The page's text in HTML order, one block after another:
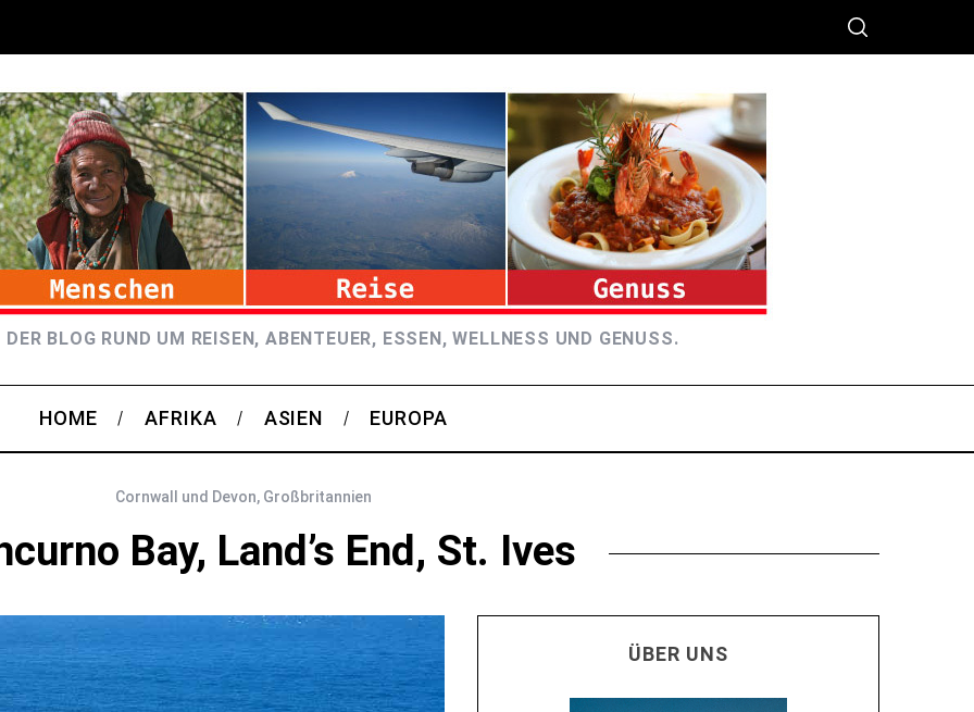
BLOG RUND UM REISEN, ABENTEUER, ESSEN, WELLNESS UND GENUSS.
HOME AFRIKA ASIEN EUROPA
Cornwall und Devon, Großbritannien
Bay, Land’s End, St. Ives
ÜBER UNS